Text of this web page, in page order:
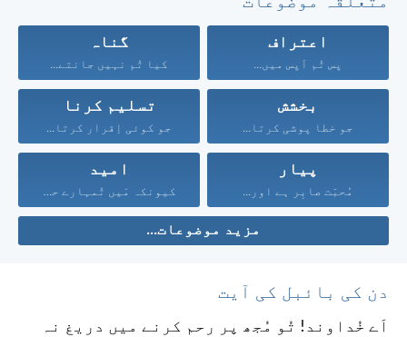
اعتراف
پس تُم آپس میں...
گناہ
کیا تُم نہیں جانتے...
بخشش
جو خطا پوشی کرتا...
تسلیم کرنا
جو کوئی اِقرار کرتا...
پیار
مُحبّت صابِر ہے اور...
امید
کیونکہ مَیں تُمہارے حق...
مزید موضوعات...
دن کی بائبل کی آیت
اَے خُداوند! تُو مُجھ پر رحم کرنے میں دریغ نہ